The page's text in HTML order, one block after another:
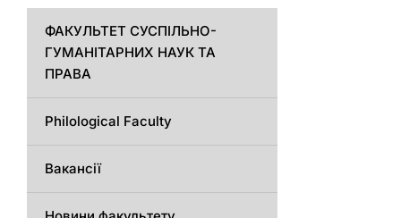
ФАКУЛЬТЕТ СУСПІЛЬНО-
ГУМАНІТАРНИХ НАУК ТА
ПРАВА
Philological Faculty
Вакансії